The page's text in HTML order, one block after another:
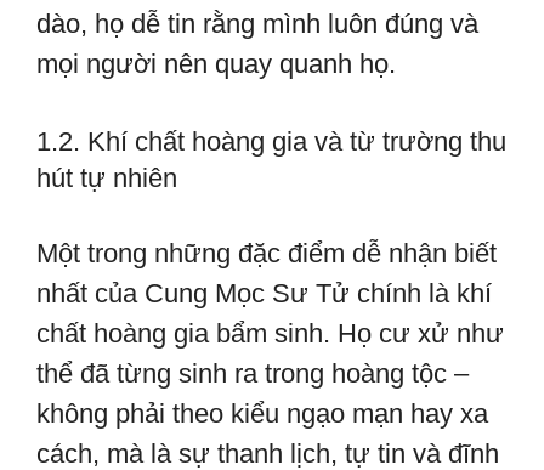
dào, họ dễ tin rằng mình luôn đúng và
mọi người nên quay quanh họ.
1.2. Khí chất hoàng gia và từ trường thu
hút tự nhiên
Một trong những đặc điểm dễ nhận biết
nhất của Cung Mọc Sư Tử chính là khí
chất hoàng gia bẩm sinh. Họ cư xử như
thể đã từng sinh ra trong hoàng tộc –
không phải theo kiểu ngạo mạn hay xa
cách, mà là sự thanh lịch, tự tin và đĩnh